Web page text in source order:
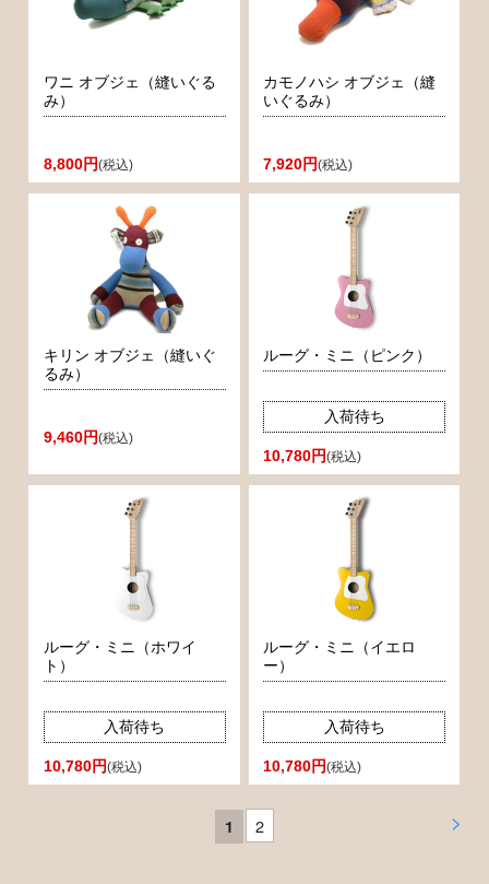
ワニ オブジェ（縫いぐる
み）
8,800円(税込)
カモノハシ オブジェ（縫
いぐるみ）
7,920円(税込)
キリン オブジェ（縫いぐ
るみ）
9,460円(税込)
ルーグ・ミニ（ピンク）
入荷待ち
10,780円(税込)
ルーグ・ミニ（ホワイ
ト）
入荷待ち
10,780円(税込)
ルーグ・ミニ（イエロ
ー）
入荷待ち
10,780円(税込)
>
1 2